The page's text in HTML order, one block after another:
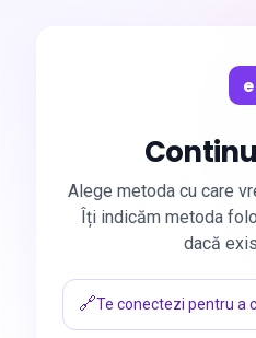
e
Alege metoda cu care
Îți indicăm metoda
dacă
🔗Te conectezi pentru a